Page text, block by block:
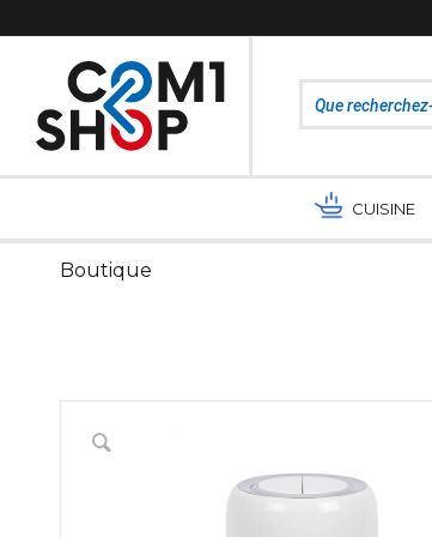
CUISINE
Boutique